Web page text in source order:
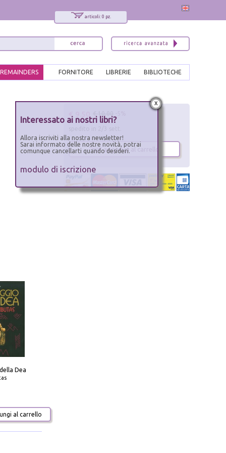
articoli: 0 pz.
BIBLIOTECHE
LIBRERIE
FORNITORE
REMAINDERS
Dea
al carrello
€ 9.50
aggiungi al carrello
x
Interessato ai nostri libri?
Allora iscriviti alla nostra newsletter!
Sarai informato delle nostre novità, potrai
comunque cancellarti quando desideri.
modulo di iscrizione